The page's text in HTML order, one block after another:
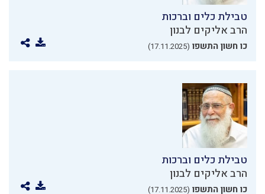
טבילת כלים וברכות
הרב אליקים לבנון
כו חשון התשפו (17.11.2025)
טבילת כלים וברכות
הרב אליקים לבנון
כו חשון התשפו (17.11.2025)